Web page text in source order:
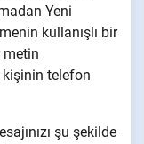
Yeni
kullanışlı bir
metin
kişinin telefon
şu şekilde